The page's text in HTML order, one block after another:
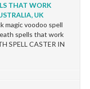
THAT WORK
UK
magic voodoo spell
spells that work
SPELL CASTER IN